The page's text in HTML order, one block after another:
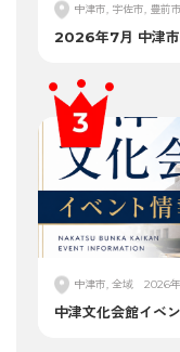
中津市, 宇佐市, 豊前
2026年7月 中津市
中津市, 全域 2026
中津文化会館イベ